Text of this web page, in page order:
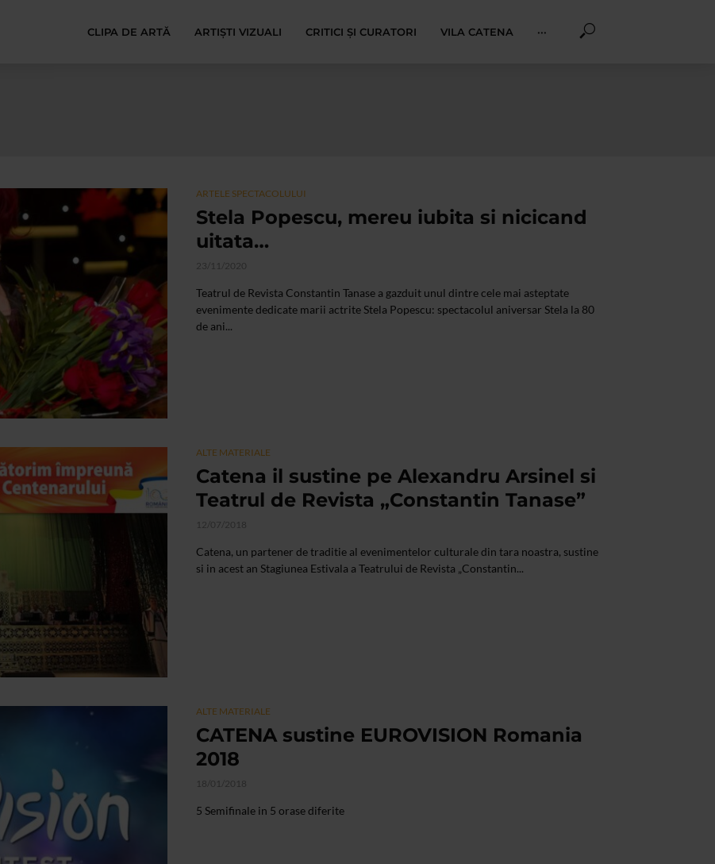
CLIPA DE ARTĂ ARTIȘTI VIZUALI CRITICI ȘI CURATORI VILA CATENA ···
ARTELE SPECTACOLULUI
Stela Popescu, mereu iubita si nicicand
uitata…
23/11/2020
Teatrul de Revista Constantin Tanase a gazduit unul dintre cele mai asteptate
evenimente dedicate marii actrite Stela Popescu: spectacolul aniversar Stela la 80
de ani...
ALTE MATERIALE
Catena il sustine pe Alexandru Arsinel si
Teatrul de Revista „Constantin Tanase”
12/07/2018
Catena, un partener de traditie al evenimentelor culturale din tara noastra, sustine
si in acest an Stagiunea Estivala a Teatrului de Revista „Constantin...
ALTE MATERIALE
CATENA sustine EUROVISION Romania
2018
18/01/2018
5 Semifinale in 5 orase diferite